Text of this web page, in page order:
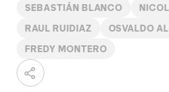
SEBASTIÁN BLANCO
RAUL RUIDIAZ OSVALDO
FREDY MONTERO